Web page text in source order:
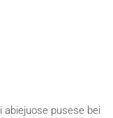
abiejuose pusėse bei